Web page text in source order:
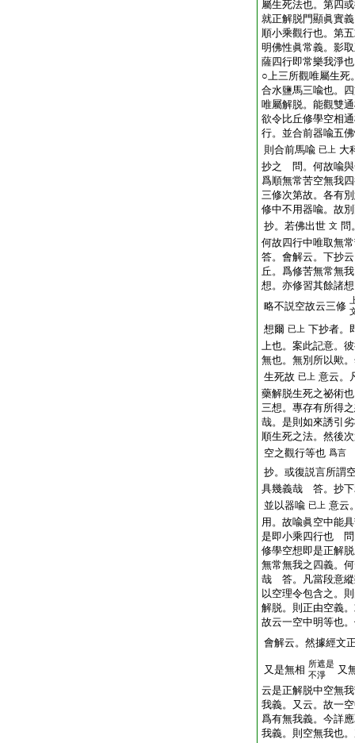
屬生死法也。第四
就正解脱門顯眞實
順小乘觀行也。第
明佛性眞常義。影
薩四行即常樂我淨
○上三所觀唯屬生死
合水鹽馬三喩也。
唯屬解脱。能觀雙
欲令比丘修學空相
行。並合前器喩五
則合前馬喩 已上 大
抄之 問。何故喩
爲順無常苦空無我
三修次第故。各有
修中不用器喩。故
抄。若佛出世 文 問
何故四行中唯取無
答。會解云。下抄
丘。爲修苦無常無
想。亦修習其餘諸
略不説空故云三修
想爾 已上 下抄者。
上也。案此記意。
無也。無別所以歟
生死故 已上 意云。
藥解脱生死之祕術
三想。專存有所得
哉。是則如來誘引
順生死之法。然後
空之觀行等也 爲言
抄。或復説言所謂
具幾義哉 答。抄下
並以器喩 已上 意云
用。故喩眞空中能
是即小乘四行也 問
修學空想即是正解
無常無我之四義。
哉 答。凡當段意縱
以空理令包含之。
解脱。則正由空義
故云一空中明等也
會解云。然據經文
又是無相 所遮是
不淨
又
云是正解脱中空無
我義。又云。故一
爲有無我義。今詳
我義。則空無我也